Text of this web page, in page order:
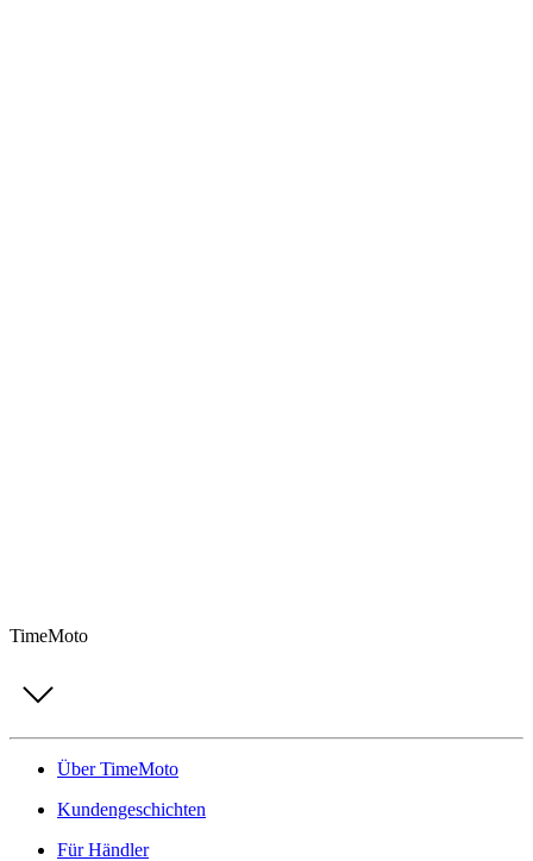
TimeMoto
Über TimeMoto
Kundengeschichten
Für Händler